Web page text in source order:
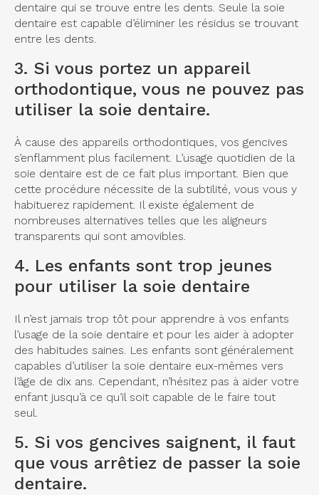
dentaire qui se trouve entre les dents. Seule la soie
dentaire est capable d’éliminer les résidus se trouvant
entre les dents.
3. Si vous portez un appareil
orthodontique, vous ne pouvez pas
utiliser la soie dentaire.
À cause des appareils orthodontiques, vos gencives
s’enflamment plus facilement. L’usage quotidien de la
soie dentaire est de ce fait plus important. Bien que
cette procédure nécessite de la subtilité, vous vous y
habituerez rapidement. Il existe également de
nombreuses alternatives telles que les aligneurs
transparents qui sont amovibles.
4. Les enfants sont trop jeunes
pour utiliser la soie dentaire
Il n’est jamais trop tôt pour apprendre à vos enfants
l’usage de la soie dentaire et pour les aider à adopter
des habitudes saines. Les enfants sont généralement
capables d’utiliser la soie dentaire eux-mêmes vers
l’âge de dix ans. Cependant, n’hésitez pas à aider votre
enfant jusqu’à ce qu’il soit capable de le faire tout
seul.
5. Si vos gencives saignent, il faut
que vous arrêtiez de passer la soie
dentaire.